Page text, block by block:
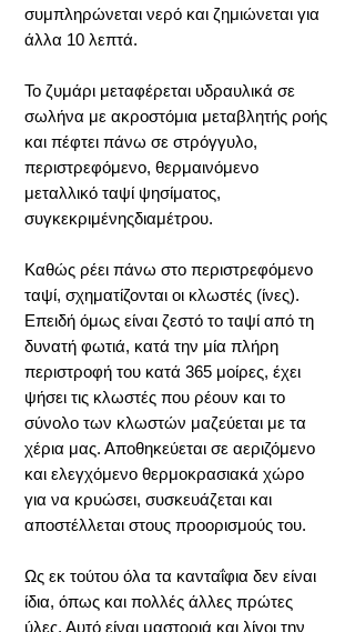
συμπληρώνεται νερό και ζημιώνεται για
άλλα 10 λεπτά.
Το ζυμάρι μεταφέρεται υδραυλικά σε
σωλήνα με ακροστόμια μεταβλητής ροής
και πέφτει πάνω σε στρόγγυλο,
περιστρεφόμενο, θερμαινόμενο
μεταλλικό ταψί ψησίματος,
συγκεκριμένηςδιαμέτρου.
Καθώς ρέει πάνω στο περιστρεφόμενο
ταψί, σχηματίζονται οι κλωστές (ίνες).
Επειδή όμως είναι ζεστό το ταψί από τη
δυνατή φωτιά, κατά την μία πλήρη
περιστροφή του κατά 365 μοίρες, έχει
ψήσει τις κλωστές που ρέουν και το
σύνολο των κλωστών μαζεύεται με τα
χέρια μας. Αποθηκεύεται σε αεριζόμενο
και ελεγχόμενο θερμοκρασιακά χώρο
για να κρυώσει, συσκευάζεται και
αποστέλλεται στους προορισμούς του.
Ως εκ τούτου όλα τα κανταΐφια δεν είναι
ίδια, όπως και πολλές άλλες πρώτες
ύλες. Αυτό είναι μαστοριά και λίγοι την